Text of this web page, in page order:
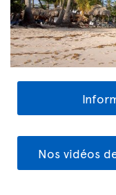
Nos vidéos